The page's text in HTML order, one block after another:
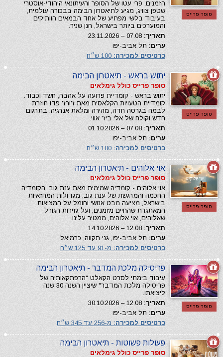
סופר פרייס
הזמנים, פרי עטו של הסופר והעיתונאי היהודי-אוסטרי
שטפן צוויג, מגיע לתיאטרון הבימה בבכורה עולמית,
בעיבוד בלשי מפתיע של אחד הבמאים הוותיקים
והמוערכים ביותר בישראל, חנן שניר.
תאריך:
ערים: תל אביב-יפו
כרטיסים למכירה:
סופר פרייס
יתוש בראש - תיאטרון הבימה
סופר פרייס כולל גימלאים
יתוש בראש - קומדיית פרועה על אהבה, חשד וכבוד.
קומדיית הטעויות הקלאסית מאת ז'ורז' פדו חוזרת
לבמה בגרסה חדה, מהירה ומלאת אנרגיה, בתרגום
חדש וקולח של אלי ביז' אווי.
תאריך:
ערים: תל אביב-יפו
כרטיסים למכירה:
סופר פרייס
אוי אלוהים - תיאטרון הבימה
סופר פרייס כולל גימלאים
אוי אלוהים - קומדיה שמימית מאת ענת גוב. הקומדיה
החכמה והמרגשת של ענת גוב, מגדולות המחזאיות
בישראל, מציעה מבט אנושי וחומל על המציאות
המאתגרת שהחיים מזמנים, ועל גזירות הגורל
שאלוהים, אוי אלוהים, ממטיר עלינו.
תאריך:
ערים: תל אביב-יפו, גני תקווה, כרמיאל
כרטיסים למכירה: מ-91 עד 125 ש״ח
סופר פרייס
פריסילה מלכת המדבר - תיאטרון הבימה
עיבוד בימתי לסרט הקאלט "הרפתקאותיה של
פריסילה מלכת המדבר" שיציין השנה 30 שנה
ליציאתו.
תאריך:
ערים: תל אביב-יפו
כרטיסים למכירה: מ-256 עד 345 ש״ח
פעולות פשוטות - תיאטרון הבימה
סופר פרייס כולל גימלאים